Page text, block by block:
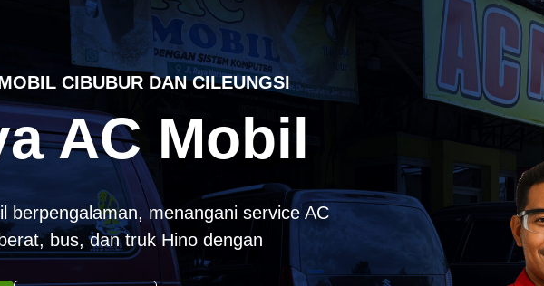
CIBUBUR DAN CILEUNGSI
AC Mobil
berpengalaman, menangani service AC
bus, dan truk Hino dengan